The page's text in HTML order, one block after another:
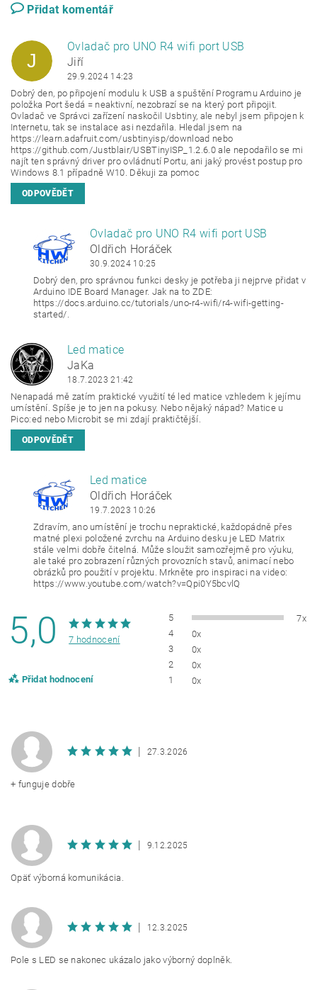
Přidat komentář
J
Ovladač pro UNO R4 wifi port USB
Jiří
29.9.2024 14:23
Dobrý den, po připojení modulu k USB a spuštění ProgramuArduino je
položka Port šedá = neaktivní, nezobrazí se na který port připojit.
Ovladač ve Správci zařízení naskočil Usbtiny, ale nebyl jsem připojen k
Internetu, tak se instalace asi nezdařila. Hledal jsem na
https://learn.adafruit.com/usbtinyisp/download nebo
https://github.com/Justblair/USBTinyISP_1.2.6.0 ale nepodařilo se mi
najít ten správný driver pro ovládnutí Portu, ani jaký provést postup pro
Windows 8.1 případně W10. Děkuji za pomoc
ODPOVĚDĚT
OH
Ovladač pro UNO R4 wifi port USB
Oldřich Horáček
30.9.2024 10:25
Dobrý den, pro správnou funkci desky je potřeba ji nejprve přidat v
Arduino IDE Board Manager. Jak na to ZDE:
https://docs.arduino.cc/tutorials/uno-r4-wifi/r4-wifi-getting-
started/.
J
Led matice
JaKa
18.7.2023 21:42
Nenapadá mě zatím praktické využití té led matice vzhledem k jejímu
umístění. Spíše je to jen na pokusy. Nebo nějaký nápad? Matice u
Pico:ed nebo Microbit se mi zdají praktičtější.
ODPOVĚDĚT
OH
Led matice
Oldřich Horáček
19.7.2023 10:26
Zdravím, ano umístění je trochu nepraktické, každopádně přes
matné plexi položené zvrchu na Arduino desku je LED Matrix
stále velmi dobře čitelná. Může sloužit samozřejmě pro výuku,
ale také pro zobrazení různých provozních stavů, animací nebo
obrázků pro použití v projektu. Mrkněte pro inspiraci na video:
https://www.youtube.com/watch?v=Qpi0Y5bcvlQ
5,0 7 hodnocení
Přidat hodnocení
5
7x
4
0x
3
0x
2
0x
1
0x
27.3.2026
+ funguje dobře
9.12.2025
Opäť výborná komunikácia.
12.3.2025
Pole s LED se nakonec ukázalo jako výborný doplněk.